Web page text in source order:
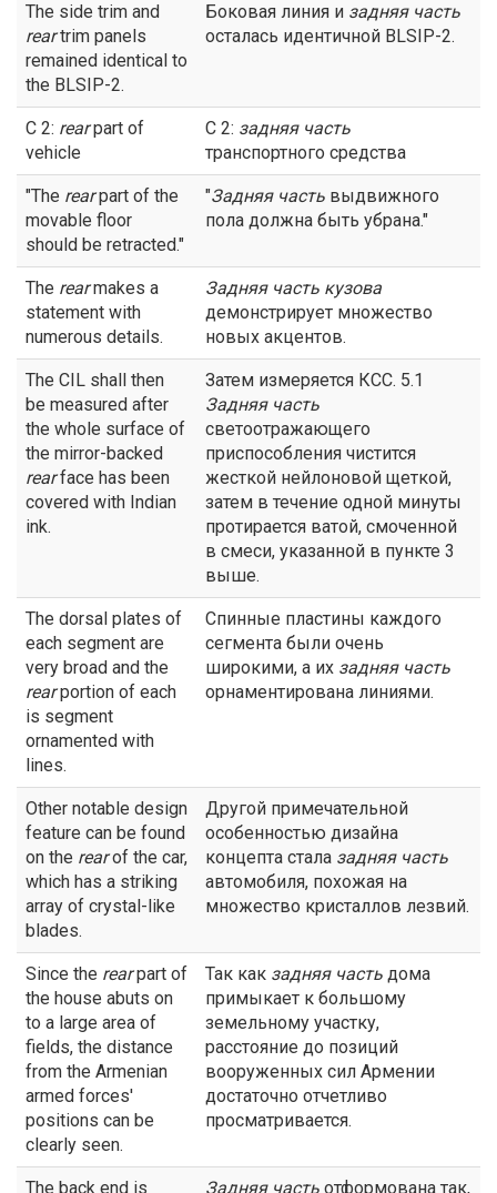
The side trim and
reartrim panels
remained identical to
the BLSIP-2.
Боковая линия и задняячасть
осталась идентичной BLSIP-2.
C 2: rearpart of
vehicle
С 2: задняячасть
транспортного средства
"The rearpart of the
movable floor
should be retracted."
"Задняячасть выдвижного
пола должна быть убрана."
The rearmakes a
statement with
numerous details.
Задняя часть кузова
демонстрирует множество
новых акцентов.
The CIL shall then
be measured after
the whole surface of
the mirror-backed
rearface has been
covered with Indian
ink.
Затем измеряется КСС. 5.1
Задняя часть
светоотражающего
приспособления чистится
жесткой нейлоновой щеткой,
затем в течение одной минуты
протирается ватой, смоченной
в смеси, указанной в пункте 3
выше.
The dorsal plates of
each segment are
very broad and the
rearportion of each
is segment
ornamented with
lines.
Спинные пластины каждого
сегмента были очень
широкими, а их задняячасть
орнаментирована линиями.
Other notable design
feature can be found
on the rearof the car,
which has a striking
array of crystal-like
blades.
Другой примечательной
особенностью дизайна
концепта стала задняячасть
автомобиля, похожая на
множество кристаллов лезвий.
Since the rearpart of
the house abuts on
to a large area of
fields, the distance
from the Armenian
armed forces'
positions can be
clearly seen.
Так как задняячасть дома
примыкает к большому
земельному участку,
расстояние до позиций
вооруженных сил Армении
достаточно отчетливо
просматривается.
The back end is
Задняя часть отформована так,